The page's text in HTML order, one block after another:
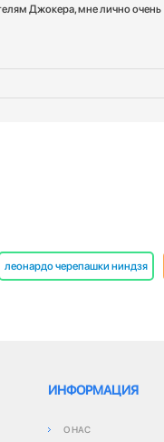
Джокера, мне лично очень
леонардо черепашки ниндзя
ИНФОРМАЦИЯ
О НАС